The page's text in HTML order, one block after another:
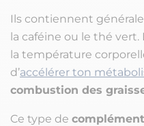
Ils contiennent
la caféine ou le thé
la température
d’accélérer ton
combustion des
Ce type de